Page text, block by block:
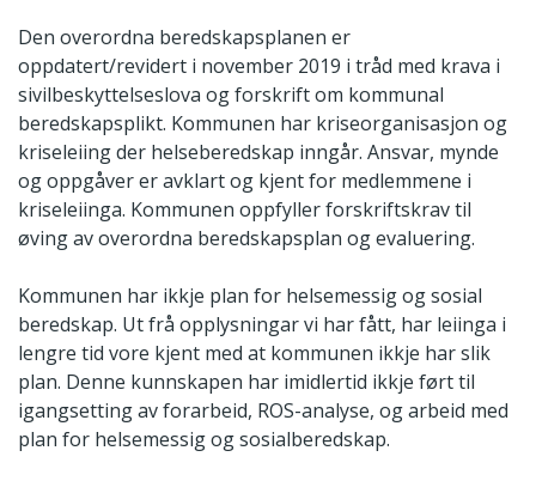
Den overordna beredskapsplanen er
oppdatert/revidert i november 2019 i tråd med krava i
sivilbeskyttelseslova og forskrift om kommunal
beredskapsplikt. Kommunen har kriseorganisasjon og
kriseleiing der helseberedskap inngår. Ansvar, mynde
og oppgåver er avklart og kjent for medlemmene i
kriseleiinga. Kommunen oppfyller forskriftskrav til
øving av overordna beredskapsplan og evaluering.
Kommunen har ikkje plan for helsemessig og sosial
beredskap. Ut frå opplysningar vi har fått, har leiinga i
lengre tid vore kjent med at kommunen ikkje har slik
plan. Denne kunnskapen har imidlertid ikkje ført til
igangsetting av forarbeid, ROS-analyse, og arbeid med
plan for helsemessig og sosialberedskap.